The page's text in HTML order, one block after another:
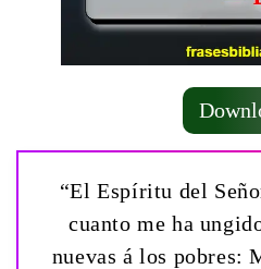
“El Espíritu del
cuanto me ha
nuevas á los pobres: